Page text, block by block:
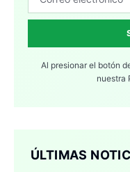
Al presionar el botón
nuestra
ÚLTIMAS